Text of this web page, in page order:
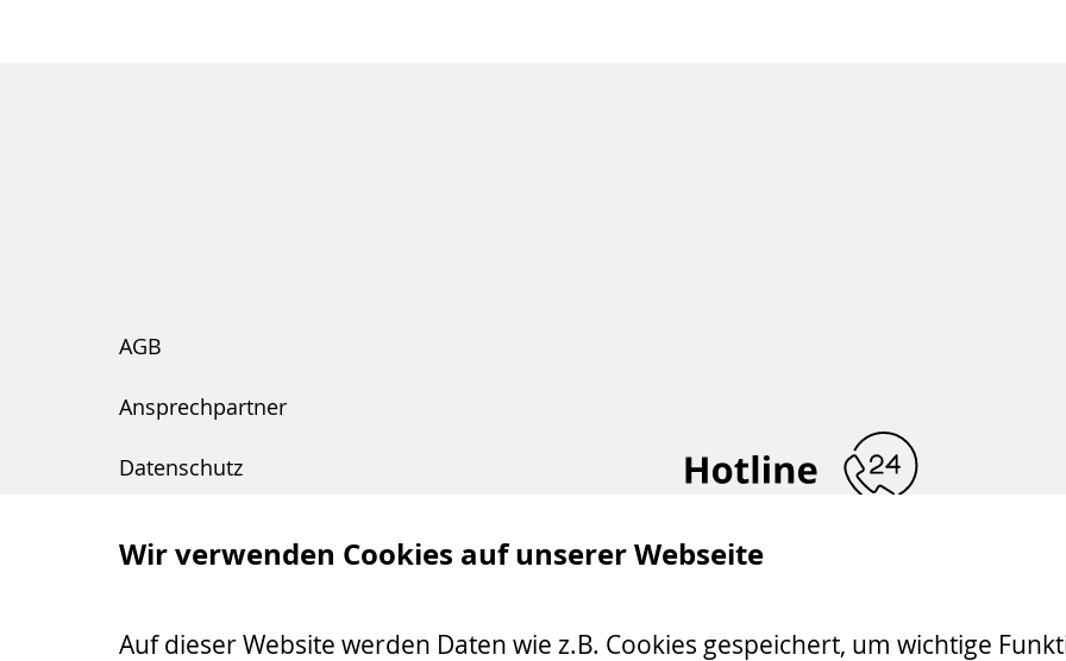
AGB
Ansprechpartner
Datenschutz Hotline 24 Stunden
+49 5321 3703-50
Wir verwenden Cookies auf unserer Webseite
Auf dieser Website werden Daten wie z.B. Cookies gespeichert, um wichtige